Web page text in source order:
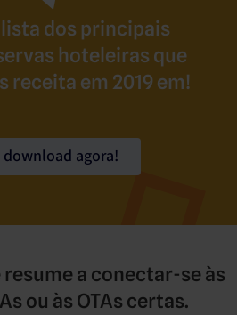
lista dos principais
hoteleiras que
receita em 2019 em!
download agora!
resume a conectar-se às
ou às OTAs certas.